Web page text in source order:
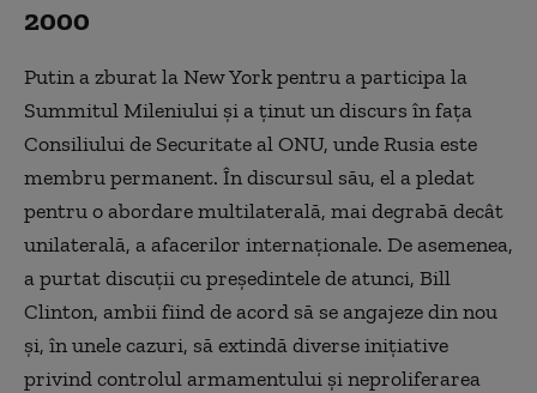
2000
Putin a zburat la New York pentru a participa la
Summitul Mileniului şi a ţinut un discurs în faţa
Consiliului de Securitate al ONU, unde Rusia este
membru permanent. În discursul său, el a pledat
pentru o abordare multilaterală, mai degrabă decât
unilaterală, a afacerilor internaţionale. De asemenea,
a purtat discuţii cu preşedintele de atunci, Bill
Clinton, ambii fiind de acord să se angajeze din nou
şi, în unele cazuri, să extindă diverse iniţiative
privind controlul armamentului şi neproliferarea